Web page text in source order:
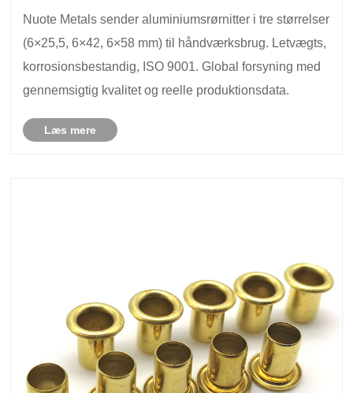
Nuote Metals sender aluminiumsrørnitter i tre størrelser
(6×25,5, 6×42, 6×58 mm) til håndværksbrug. Letvægts,
korrosionsbestandig, ISO 9001. Global forsyning med
gennemsigtig kvalitet og reelle produktionsdata.
Læs mere